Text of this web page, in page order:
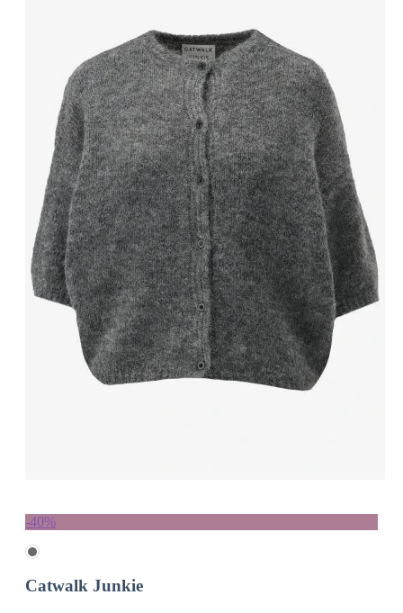
-40%
Catwalk Junkie